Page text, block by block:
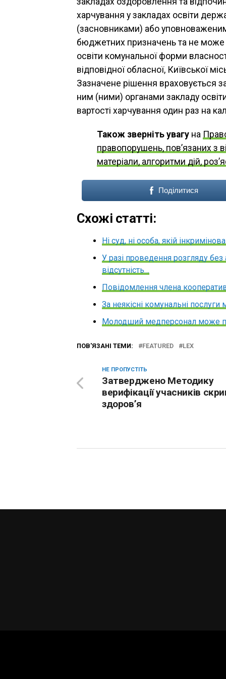
харчування у закладах освіти
(засновниками) або
бюджетних призначень та не може
освіти комунальної форми
відповідної обласної, Київської
Зазначене рішення враховується
ним (ними) органами закладу
вартості харчування один раз на
Також зверніть увагу на
правопорушень, пов’язаних з
матеріали, алгоритми дій,
Поділитися
Схожі статті:
Ні суд, ні особа, якій
У разі проведення розгляду
відсутність…
Повідомлення члена
За неякісні комунальні
Молодший медперсонал може
ПОВ'ЯЗАНІ ТЕМИ: FEATURED LEX
НЕ ПРОПУСТІТЬ
Затверджено Методику
верифікації учасників
здоров’я